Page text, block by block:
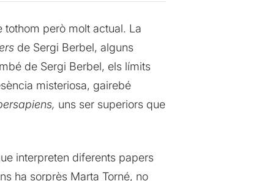
però molt actual. La
de Sergi Berbel, alguns
de Sergi Berbel, els límits
misteriosa, gairebé
uns ser superiors que
interpreten diferents papers
ha sorprès Marta Torné, no